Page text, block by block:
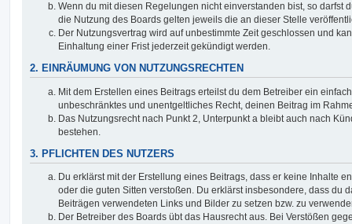
Wenn du mit diesen Regelungen nicht einverstanden bist, so darfst
die Nutzung des Boards gelten jeweils die an dieser Stelle
Der Nutzungsvertrag wird auf unbestimmte Zeit geschlossen und
Einhaltung einer Frist jederzeit gekündigt werden.
2. EINRÄUMUNG VON NUTZUNGSRECHTEN
Mit dem Erstellen eines Beitrags erteilst du dem Betreiber ein
unbeschränktes und unentgeltliches Recht, deinen Beitrag im
Das Nutzungsrecht nach Punkt 2, Unterpunkt a bleibt auch nach
bestehen.
3. PFLICHTEN DES NUTZERS
Du erklärst mit der Erstellung eines Beitrags, dass er keine Inhalte
oder die guten Sitten verstoßen. Du erklärst insbesondere, dass du
Beiträgen verwendeten Links und Bilder zu setzen bzw. zu
Der Betreiber des Boards übt das Hausrecht aus. Bei Verstößen